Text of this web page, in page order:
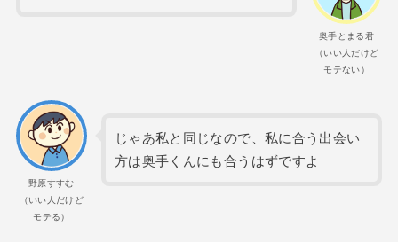
奥手とまる君
（いい人だけど
モテない）
野原すすむ
（いい人だけど
モテる）
じゃあ私と同じなので、私に合う出会い
方は奥手くんにも合うはずですよ